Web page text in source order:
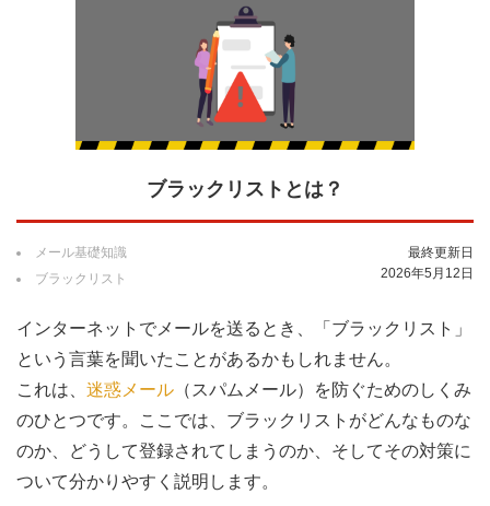
ブラックリストとは？
メール基礎知識
ブラックリスト
最終更新日
2026年5月12日
インターネットでメールを送るとき、「ブラックリスト」
という言葉を聞いたことがあるかもしれません。
これは、 迷惑メール （スパムメール）を防ぐためのしくみ
のひとつです。ここでは、ブラックリストがどんなものな
のか、どうして登録されてしまうのか、そしてその対策に
ついて分かりやすく説明します。